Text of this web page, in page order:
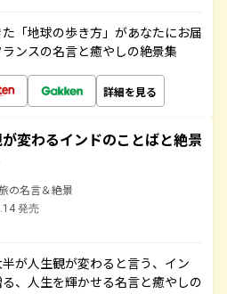
「地球の歩き方」があなたにお届
ンスの名言と癒やしの絶景集
詳細を見る
変わるインドのことばと絶景
の名言＆絶景
発売
が人生観が変わると言う、イン
、人生を輝かせる名言と癒やしの